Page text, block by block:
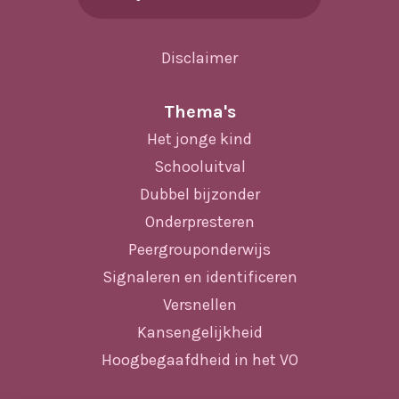
Disclaimer
Thema's
Het jonge kind
Schooluitval
Dubbel bijzonder
Onderpresteren
Peergrouponderwijs
Signaleren en identificeren
Versnellen
Kansengelijkheid
Hoogbegaafdheid in het VO